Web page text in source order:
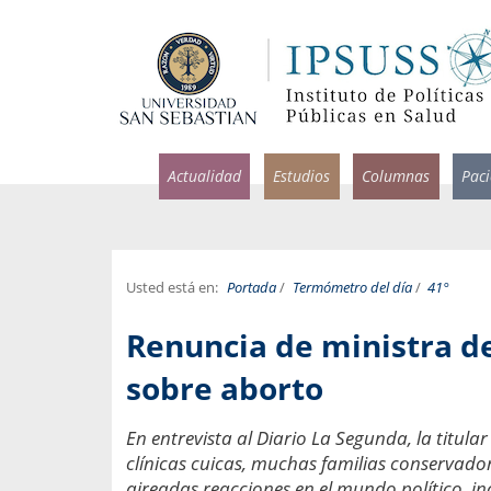
Actualidad Estudios Columnas
Usted está en: Portada/ Termómetro del día/ 41°
Renuncia de ministra
sobre aborto
En entrevista al Diario La Segunda, la
clínicas cuicas, muchas familias
por incapacidad
Infectólogo y profesor
Usamos la palabra
una enfermedad